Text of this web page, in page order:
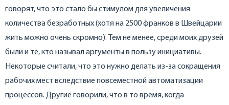
говорят, что это стало бы стимулом для увеличения
количества безработных (хотя на 2500 франков в Швейцарии
жить можно очень скромно). Тем не менее, среди моих друзей
были и те, кто называл аргументы в пользу инициативы.
Некоторые считали, что это нужно делать из-за сокращения
рабочих мест вследствие повсеместной автоматизации
процессов. Другие говорили, что в то время, когда